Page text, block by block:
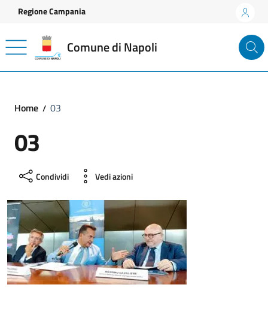
Vai ai contenuti
Vai al footer
Regione Campania
Comune di Napoli
Home 03
03
Condividi Vedi azioni